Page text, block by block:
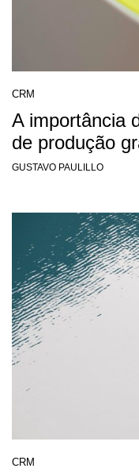
CRM
A importância
de produção
GUSTAVO PAULILLO
CRM